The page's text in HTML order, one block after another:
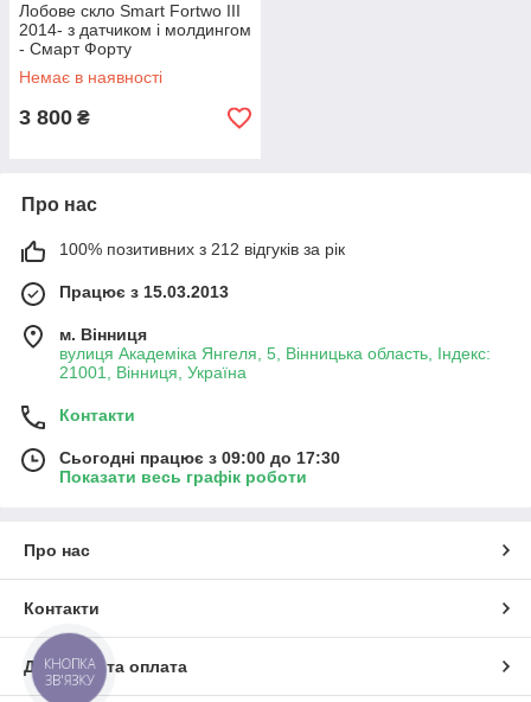
Лобове скло Smart Fortwo III
2014- з датчиком і молдингом
- Смарт Форту
Немає в наявності
3 800 ₴
Про нас
100% позитивних з 212 відгуків за рік
Працює з 15.03.2013
м. Вінниця
вулиця Академіка Янгеля, 5, Вінницька область, Індекс:
21001, Вінниця, Україна
Контакти
Сьогодні працює з 09:00 до 17:30
Показати весь графік роботи
Про нас
Контакти
Доставка та оплата
КНОПКА
ЗВ'ЯЗКУ